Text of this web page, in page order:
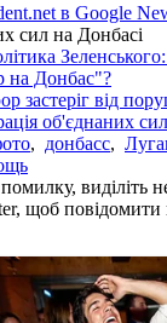
в Google
сил на Донбасі
на Донбас"?
застеріг від
об'єднаних
, донбасс,
виділіть
щоб